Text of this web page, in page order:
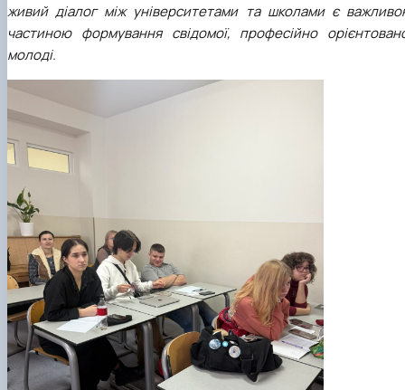
живий діалог між університетами та школами є
частиною формування свідомої, професійно
молоді.